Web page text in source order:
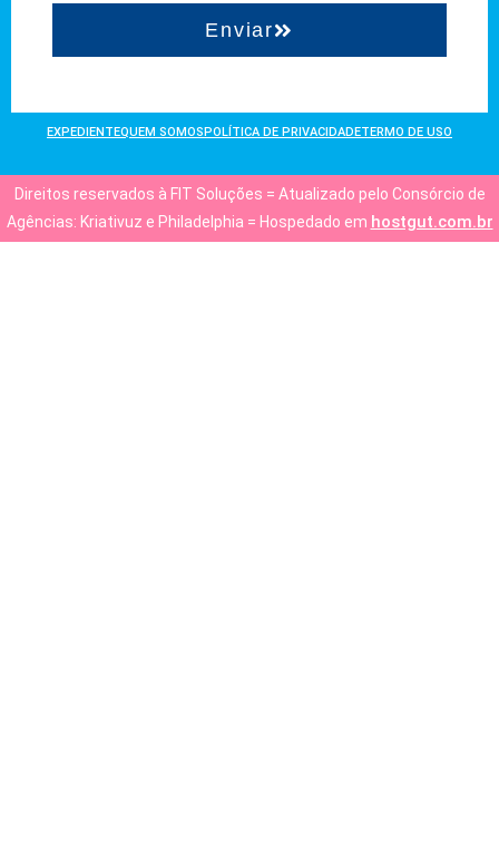
Enviar
EXPEDIENTEQUEM SOMOSPOLÍTICA DE PRIVACIDADETERMO DE USO
Direitos reservados à FIT Soluções = Atualizado pelo Consórcio de
Agências: Kriativuz e Philadelphia = Hospedado em hostgut.com.br